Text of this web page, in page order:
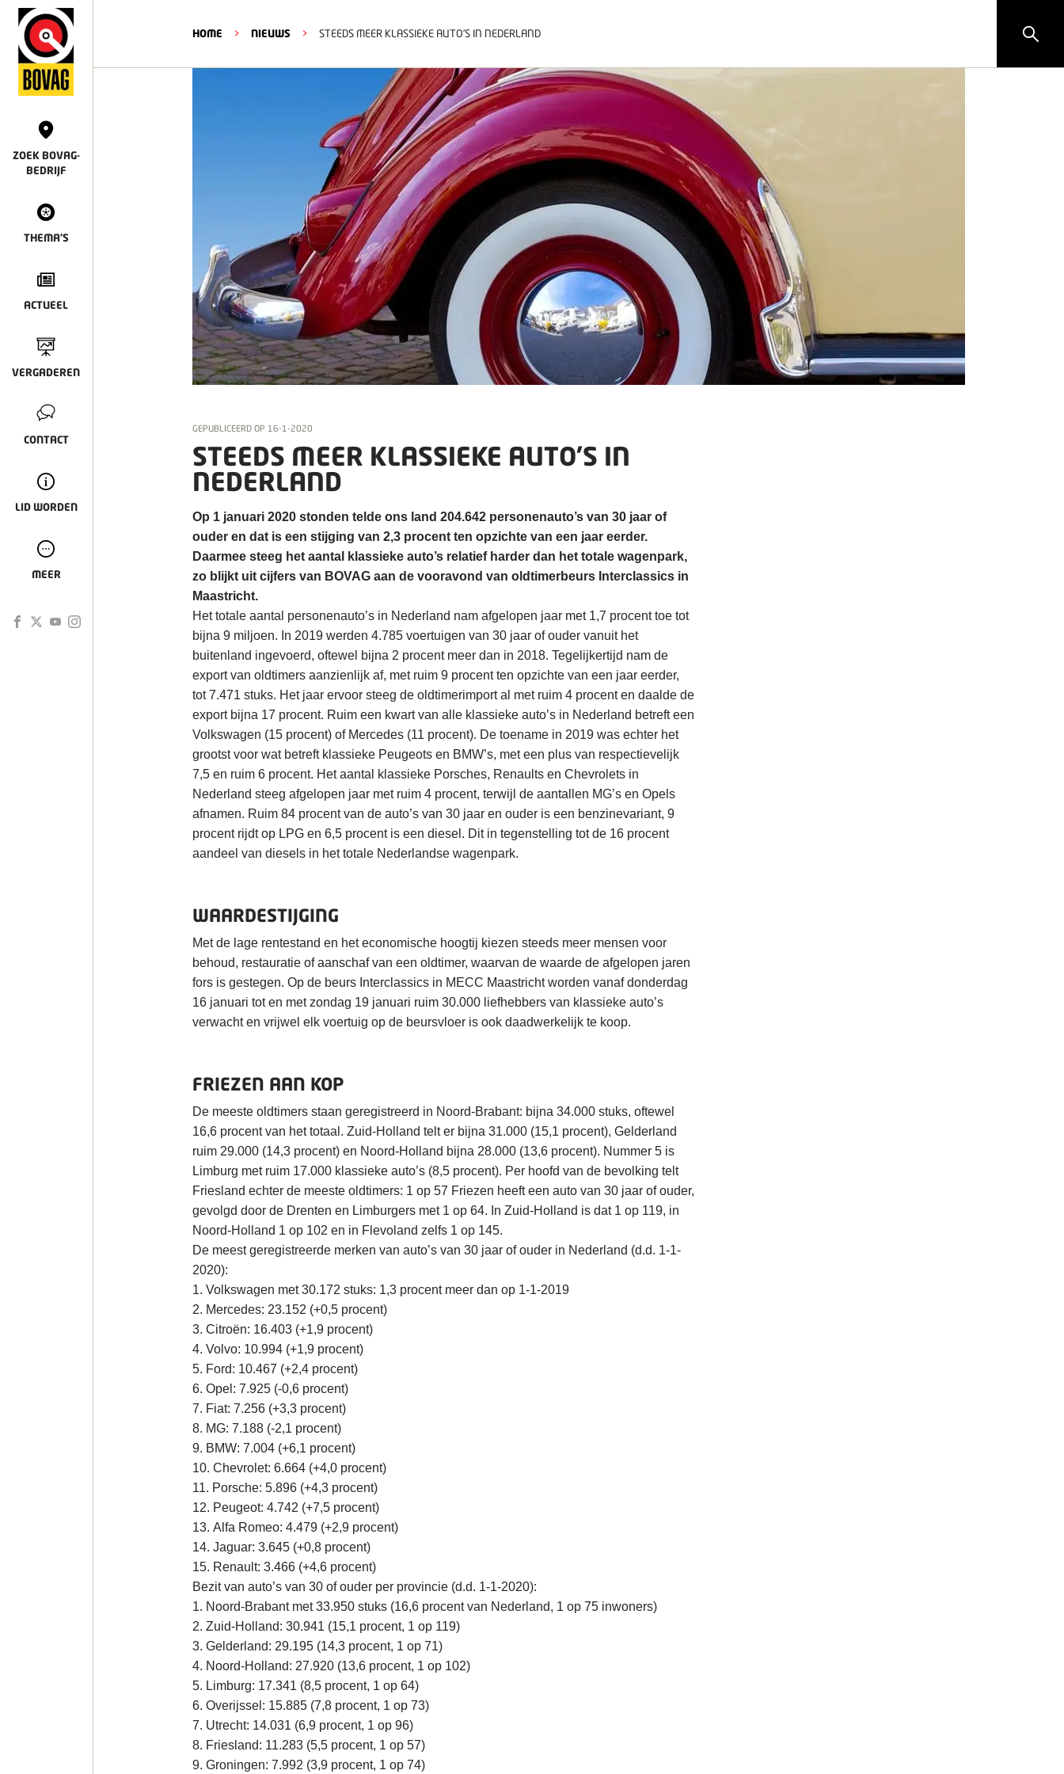
ZOEK BOVAG-
BEDRIJF
THEMA'S
ACTUEEL
VERGADEREN
CONTACT
LID WORDEN
MEER
HOME > NIEUWS > STEEDS MEER KLASSIEKE AUTO’S IN NEDERLAND
GEPUBLICEERD OP 16-1-2020
STEEDS MEER KLASSIEKE AUTO’S IN
NEDERLAND
Op 1 januari 2020 stonden telde ons land 204.642 personenauto’s van 30 jaar of
ouder en dat is een stijging van 2,3 procent ten opzichte van een jaar eerder.
Daarmee steeg het aantal klassieke auto’s relatief harder dan het totale wagenpark,
zo blijkt uit cijfers van BOVAG aan de vooravond van oldtimerbeurs Interclassics in
Maastricht.
Het totale aantal personenauto’s in Nederland nam afgelopen jaar met 1,7 procent toe tot
bijna 9 miljoen. In 2019 werden 4.785 voertuigen van 30 jaar of ouder vanuit het
buitenland ingevoerd, oftewel bijna 2 procent meer dan in 2018. Tegelijkertijd nam de
export van oldtimers aanzienlijk af, met ruim 9 procent ten opzichte van een jaar eerder,
tot 7.471 stuks. Het jaar ervoor steeg de oldtimerimport al met ruim 4 procent en daalde de
export bijna 17 procent. Ruim een kwart van alle klassieke auto’s in Nederland betreft een
Volkswagen (15 procent) of Mercedes (11 procent). De toename in 2019 was echter het
grootst voor wat betreft klassieke Peugeots en BMW’s, met een plus van respectievelijk
7,5 en ruim 6 procent. Het aantal klassieke Porsches, Renaults en Chevrolets in
Nederland steeg afgelopen jaar met ruim 4 procent, terwijl de aantallen MG’s en Opels
afnamen. Ruim 84 procent van de auto’s van 30 jaar en ouder is een benzinevariant, 9
procent rijdt op LPG en 6,5 procent is een diesel. Dit in tegenstelling tot de 16 procent
aandeel van diesels in het totale Nederlandse wagenpark.
WAARDESTIJGING
Met de lage rentestand en het economische hoogtij kiezen steeds meer mensen voor
behoud, restauratie of aanschaf van een oldtimer, waarvan de waarde de afgelopen jaren
fors is gestegen. Op de beurs Interclassics in MECC Maastricht worden vanaf donderdag
16 januari tot en met zondag 19 januari ruim 30.000 liefhebbers van klassieke auto’s
verwacht en vrijwel elk voertuig op de beursvloer is ook daadwerkelijk te koop.
FRIEZEN AAN KOP
De meeste oldtimers staan geregistreerd in Noord-Brabant: bijna 34.000 stuks, oftewel
16,6 procent van het totaal. Zuid-Holland telt er bijna 31.000 (15,1 procent), Gelderland
ruim 29.000 (14,3 procent) en Noord-Holland bijna 28.000 (13,6 procent). Nummer 5 is
Limburg met ruim 17.000 klassieke auto’s (8,5 procent). Per hoofd van de bevolking telt
Friesland echter de meeste oldtimers: 1 op 57 Friezen heeft een auto van 30 jaar of ouder,
gevolgd door de Drenten en Limburgers met 1 op 64. In Zuid-Holland is dat 1 op 119, in
Noord-Holland 1 op 102 en in Flevoland zelfs 1 op 145.
De meest geregistreerde merken van auto’s van 30 jaar of ouder in Nederland (d.d. 1-1-
2020):
1. Volkswagen met 30.172 stuks: 1,3 procent meer dan op 1-1-2019
2. Mercedes: 23.152 (+0,5 procent)
3. Citroën: 16.403 (+1,9 procent)
4. Volvo: 10.994 (+1,9 procent)
5. Ford: 10.467 (+2,4 procent)
6. Opel: 7.925 (-0,6 procent)
7. Fiat: 7.256 (+3,3 procent)
8. MG: 7.188 (-2,1 procent)
9. BMW: 7.004 (+6,1 procent)
10. Chevrolet: 6.664 (+4,0 procent)
11. Porsche: 5.896 (+4,3 procent)
12. Peugeot: 4.742 (+7,5 procent)
13. Alfa Romeo: 4.479 (+2,9 procent)
14. Jaguar: 3.645 (+0,8 procent)
15. Renault: 3.466 (+4,6 procent)
Bezit van auto’s van 30 of ouder per provincie (d.d. 1-1-2020):
1. Noord-Brabant met 33.950 stuks (16,6 procent van Nederland, 1 op 75 inwoners)
2. Zuid-Holland: 30.941 (15,1 procent, 1 op 119)
3. Gelderland: 29.195 (14,3 procent, 1 op 71)
4. Noord-Holland: 27.920 (13,6 procent, 1 op 102)
5. Limburg: 17.341 (8,5 procent, 1 op 64)
6. Overijssel: 15.885 (7,8 procent, 1 op 73)
7. Utrecht: 14.031 (6,9 procent, 1 op 96)
8. Friesland: 11.283 (5,5 procent, 1 op 57)
9. Groningen: 7.992 (3,9 procent, 1 op 74)